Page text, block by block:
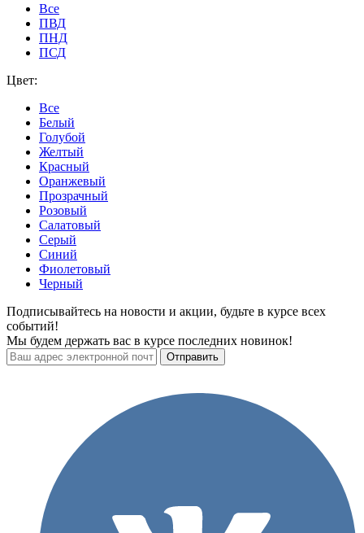
Все
ПВД
ПНД
ПСД
Цвет:
Все
Белый
Голубой
Желтый
Красный
Оранжевый
Прозрачный
Розовый
Салатовый
Серый
Синий
Фиолетовый
Черный
Подписывайтесь на новости и акции, будьте в курсе всех
событий!
Мы будем держать вас в курсе последних новинок!